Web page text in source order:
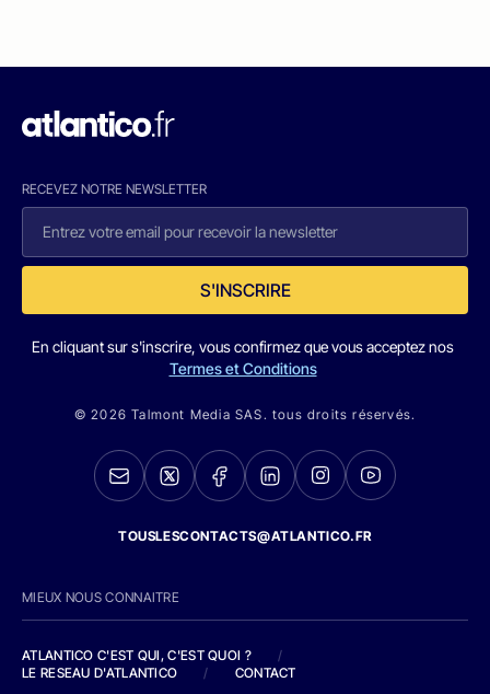
RECEVEZ NOTRE NEWSLETTER
S'INSCRIRE
En cliquant sur s'inscrire, vous confirmez que vous acceptez nos
Termes et Conditions
© 2026 Talmont Media SAS. tous droits réservés.
TOUSLESCONTACTS@ATLANTICO.FR
MIEUX NOUS CONNAITRE
ATLANTICO C'EST QUI, C'EST QUOI ?
/
LE RESEAU D'ATLANTICO
/ CONTACT